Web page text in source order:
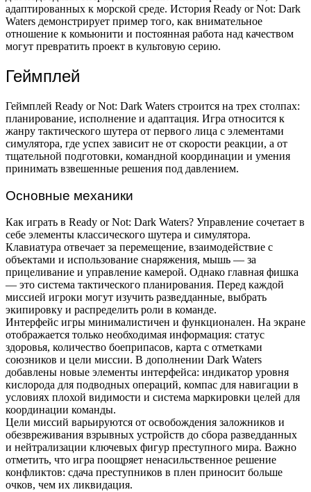
адаптированных к морской среде. История Ready or Not: Dark
Waters демонстрирует пример того, как внимательное
отношение к комьюнити и постоянная работа над качеством
могут превратить проект в культовую серию.
Геймплей
Геймплей Ready or Not: Dark Waters строится на трех столпах:
планирование, исполнение и адаптация. Игра относится к
жанру тактического шутера от первого лица с элементами
симулятора, где успех зависит не от скорости реакции, а от
тщательной подготовки, командной координации и умения
принимать взвешенные решения под давлением.
Основные механики
Как играть в Ready or Not: Dark Waters? Управление сочетает в
себе элементы классического шутера и симулятора.
Клавиатура отвечает за перемещение, взаимодействие с
объектами и использование снаряжения, мышь — за
прицеливание и управление камерой. Однако главная фишка
— это система тактического планирования. Перед каждой
миссией игроки могут изучить разведданные, выбрать
экипировку и распределить роли в команде.
Интерфейс игры минималистичен и функционален. На экране
отображается только необходимая информация: статус
здоровья, количество боеприпасов, карта с отметками
союзников и цели миссии. В дополнении Dark Waters
добавлены новые элементы интерфейса: индикатор уровня
кислорода для подводных операций, компас для навигации в
условиях плохой видимости и система маркировки целей для
координации команды.
Цели миссий варьируются от освобождения заложников и
обезвреживания взрывных устройств до сбора разведданных
и нейтрализации ключевых фигур преступного мира. Важно
отметить, что игра поощряет ненасильственное решение
конфликтов: сдача преступников в плен приносит больше
очков, чем их ликвидация.